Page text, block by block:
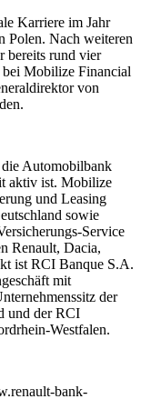
Karriere im Jahr
Polen. Nach weiteren
bereits rund vier
bei Mobilize Financial
von
Automobilbank
aktiv ist. Mobilize
und Leasing
sowie
Service
Renault, Dacia,
ist RCI Banque S.A.
mit
der
und der RCI
Westfalen.
bank-